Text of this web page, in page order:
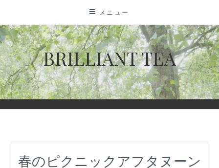
テ
ン
ツ
に
ス
キ
ッ
メニュー
BRILLIANT TEA
春のピクニックアフタヌーン